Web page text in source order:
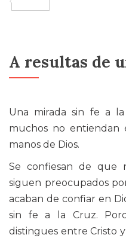
A resultas de
Una mirada sin fe a
muchos no entiendan
manos de Dios.
Se confiesan de que
siguen preocupados
acaban de confiar en
sin fe a la Cruz.
distingues entre Cristo